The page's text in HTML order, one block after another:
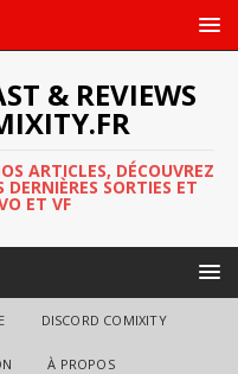
& REVIEWS
ARTICLES, DÉCOUVREZ
SORTIES ET
ET VF
DISCORD COMIXITY
À PROPOS